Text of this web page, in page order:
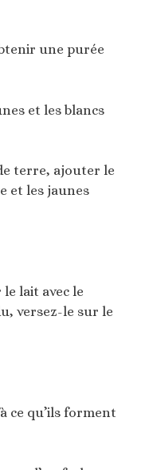
une purée
et les blancs
terre, ajouter le
et les jaunes
lait avec le
versez-le sur le
ce qu’ils forment